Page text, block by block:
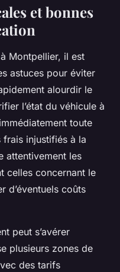
et bonnes
Montpellier, il est
astuces pour éviter
alourdir le
l’état du véhicule à
toute
injustifiés à la
attentivement les
celles concernant le
d’éventuels coûts
peut s’avérer
plusieurs zones de
des tarifs